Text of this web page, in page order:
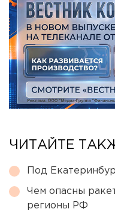
ЧИТАЙТЕ
Под
Чем опасны
регионы РФ